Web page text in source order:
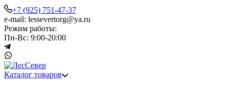
+7 (925) 751-47-37
e-mail: lessevertorg@ya.ru
Режим работы:
Пн-Вс: 9:00-20:00
Каталог товаров